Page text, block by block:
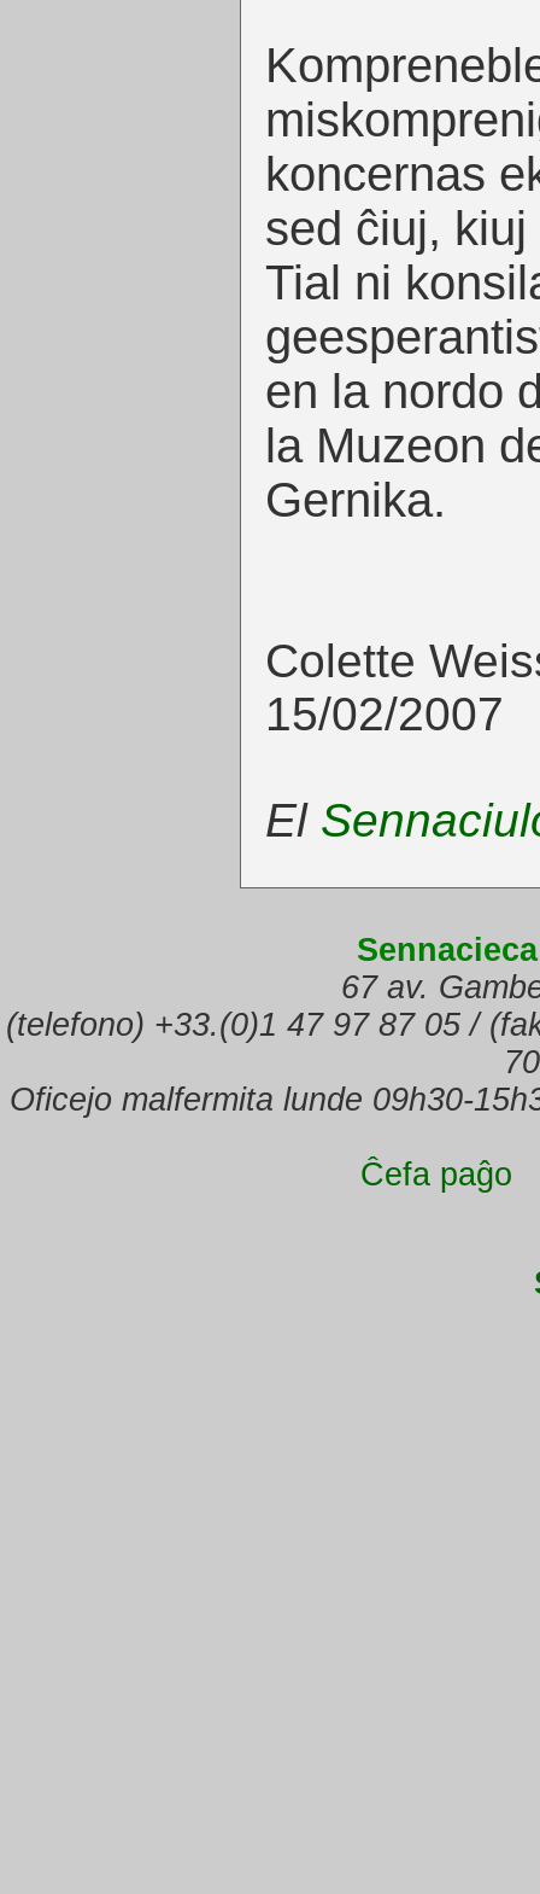
koncernas
sed ĉiuj,
Tial ni
en la nordo
la Muzeon
Gernika.
Colette
15/02/2007
El
67 av.
(telefono) +33.(0)1 47 97 87 05 /
Oficejo malfermita lunde 09h30-
Ĉefa paĝo